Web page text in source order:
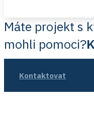
Máte projekt s
mohli pomoci?
Kontaktovat